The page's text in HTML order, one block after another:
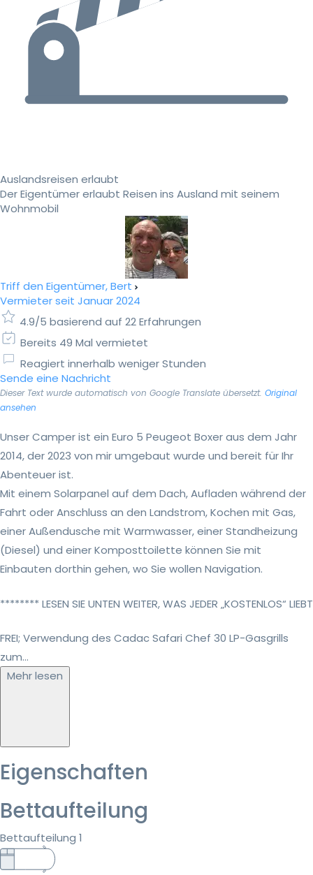
Auslandsreisen erlaubt
Der Eigentümer erlaubt Reisen ins Ausland mit seinem
Wohnmobil
Triff den Eigentümer, Bert
Vermieter seit Januar 2024
4.9/5 basierend auf 22 Erfahrungen
Bereits 49 Mal vermietet
Reagiert innerhalb weniger Stunden
Sende eine Nachricht
Dieser Text wurde automatisch von Google Translate übersetzt. Original
ansehen
Unser Camper ist ein Euro 5 Peugeot Boxer aus dem Jahr
2014, der 2023 von mir umgebaut wurde und bereit für Ihr
Abenteuer ist.
Mit einem Solarpanel auf dem Dach, Aufladen während der
Fahrt oder Anschluss an den Landstrom, Kochen mit Gas,
einer Außendusche mit Warmwasser, einer Standheizung
(Diesel) und einer Komposttoilette können Sie mit
Einbauten dorthin gehen, wo Sie wollen Navigation.
******** LESEN SIE UNTEN WEITER, WAS JEDER „KOSTENLOS“ LIEBT
FREI; Verwendung des Cadac Safari Chef 30 LP-Gasgrills
zum...
Mehr lesen
Eigenschaften
Bettaufteilung
Bettaufteilung 1